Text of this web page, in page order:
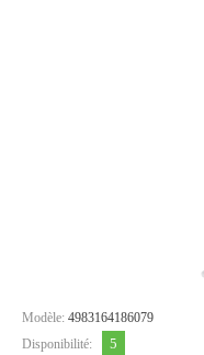
Modèle: 4983164186079
Disponibilité:
5